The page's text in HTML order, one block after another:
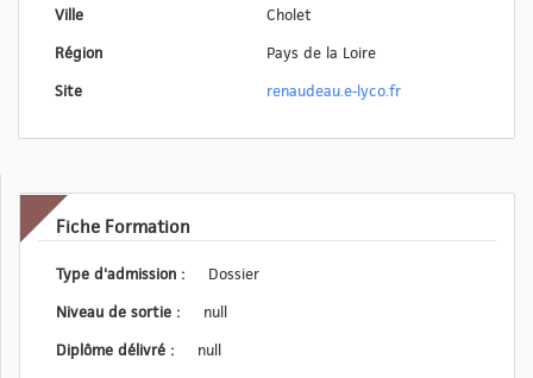
Ville
Cholet
Région
Pays de la Loire
Site
renaudeau.e-lyco.fr
Fiche Formation
Type d'admission :
Dossier
Niveau de sortie :
null
Diplôme délivré :
null